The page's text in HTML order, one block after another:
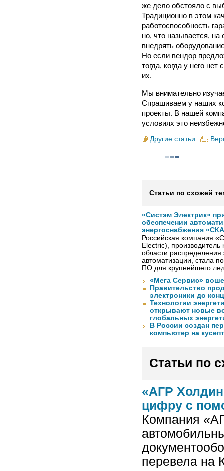
же дело обстояло с
Традиционно в этом
работоспособность
но, что называется,
внедрять
Но если вендор
тогда, когда у него
их.
Мы внимательно
Спрашиваем у наших
проекты. В нашей
условиях это
Другие статьи
Статьи по схожей
«Систэм Электрик»
обеспечении
энергоснабжения
Российская компания
Electric),
области распределения
автоматизации, стала
ПО для крупнейшего
«Мега Сервис»
Правительство
электроники до
Технологии
открывают новые
глобальных
В России создан
компьютер на
Статьи по
«АГР
цифру с
Компания
перевела на